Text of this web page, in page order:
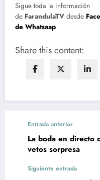
Sigue toda la información
de FarandulaTV desde
de Whatsaap
Share this content:
Entrada anterior
La boda en directo
vetos sorpresa
Siguiente entrada